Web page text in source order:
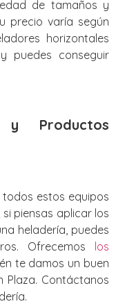
de tamaños y
precio varía según
horizontales
puedes conseguir
y Productos
todos estos equipos
piensas aplicar los
heladería, puedes
Ofrecemos los
te damos un buen
Plaza. Contáctanos